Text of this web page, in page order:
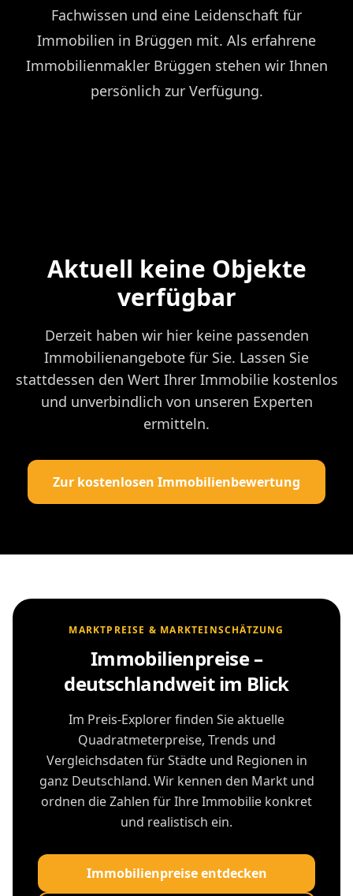
Fachwissen und eine Leidenschaft für
Immobilien in Brüggen mit. Als erfahrene
Immobilienmakler Brüggen stehen wir Ihnen
persönlich zur Verfügung.
Aktuell keine Objekte
verfügbar
Derzeit haben wir hier keine passenden
Immobilienangebote für Sie. Lassen Sie
stattdessen den Wert Ihrer Immobilie kostenlos
und unverbindlich von unseren Experten
ermitteln.
Zur kostenlosen Immobilienbewertung
MARKTPREISE & MARKTEINSCHÄTZUNG
Immobilienpreise –
deutschlandweit im Blick
Im Preis-Explorer finden Sie aktuelle
Quadratmeterpreise, Trends und
Vergleichsdaten für Städte und Regionen in
ganz Deutschland. Wir kennen den Markt und
ordnen die Zahlen für Ihre Immobilie konkret
und realistisch ein.
Immobilienpreise entdecken